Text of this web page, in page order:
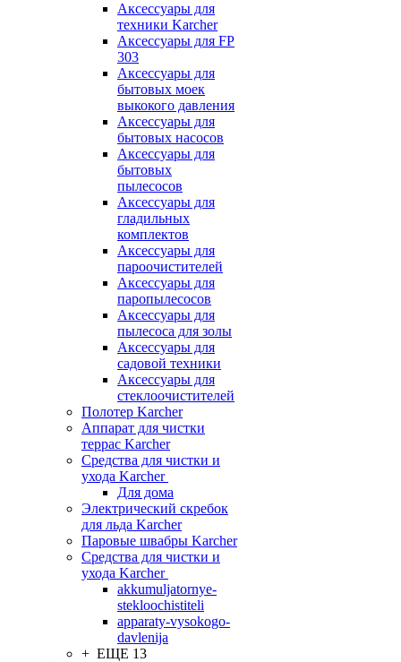
Аксессуары для
техники Karcher
Аксессуары для FP
303
Аксессуары для
бытовых моек
выкокого давления
Аксессуары для
бытовых насосов
Аксессуары для
бытовых
пылесосов
Аксессуары для
гладильных
комплектов
Аксессуары для
пароочистителей
Аксессуары для
паропылесосов
Аксессуары для
пылесоса для золы
Аксессуары для
садовой техники
Аксессуары для
стеклоочистителей
Полотер Karcher
Аппарат для чистки
террас Karcher
Средства для чистки и
ухода Karcher
Для дома
Электрический скребок
для льда Karcher
Паровые швабры Karcher
Средства для чистки и
ухода Karcher
akkumuljatornye-
stekloochistiteli
apparaty-vysokogo-
davlenija
+ ЕЩЕ 13